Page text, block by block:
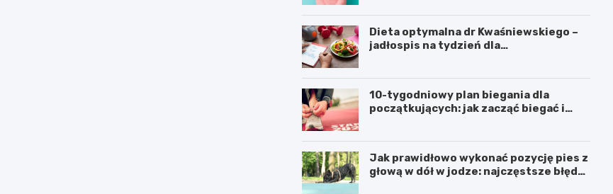
Dieta optymalna dr Kwaśniewskiego –
jadłospis na tydzień dla
10-tygodniowy plan biegania dla
początkujących: jak zacząć biegać i
Jak prawidłowo wykonać pozycję pies z
głową w dół w jodze: najczęstsze błędy i